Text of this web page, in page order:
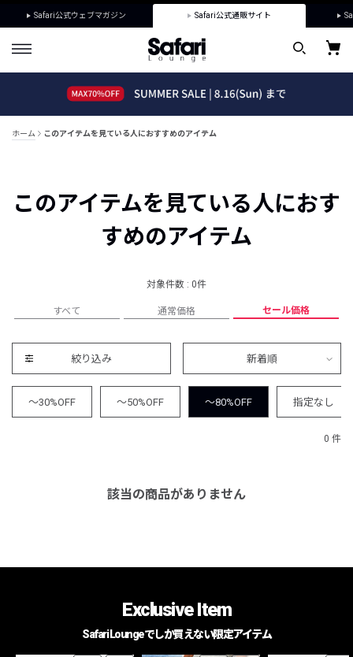
Safari公式ウェブマガジン Safari公式通販サイト
ホーム このアイテムを見ている人におすすめのアイテム
このアイテムを見ている人におす
すめのアイテム
対象件数 : 0件
すべて 通常価格 セール価格
絞り込み 新着順
～30%OFF ～50%OFF ～80%OFF 指定なし
0 件
該当の商品がありません
Exclusive Item
Safari Loungeでしか買えない限定アイテム